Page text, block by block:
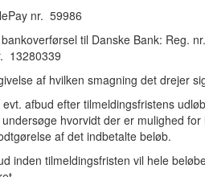
nr. 59986
til Danske Bank: Reg.
13280339
af hvilken smagning det drejer
evt. afbud efter tilmeldingsfristens
hvorvidt der er mulighed for
af det indbetalte beløb.
inden tilmeldingsfristen vil hele